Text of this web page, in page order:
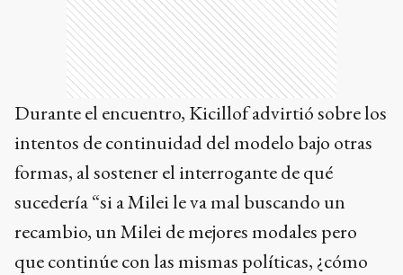
Durante el encuentro, Kicillof advirtió sobre los
intentos de continuidad del modelo bajo otras
formas, al sostener el interrogante de qué
sucedería “si a Milei le va mal buscando un
recambio, un Milei de mejores modales pero
que continúe con las mismas políticas, ¿cómo